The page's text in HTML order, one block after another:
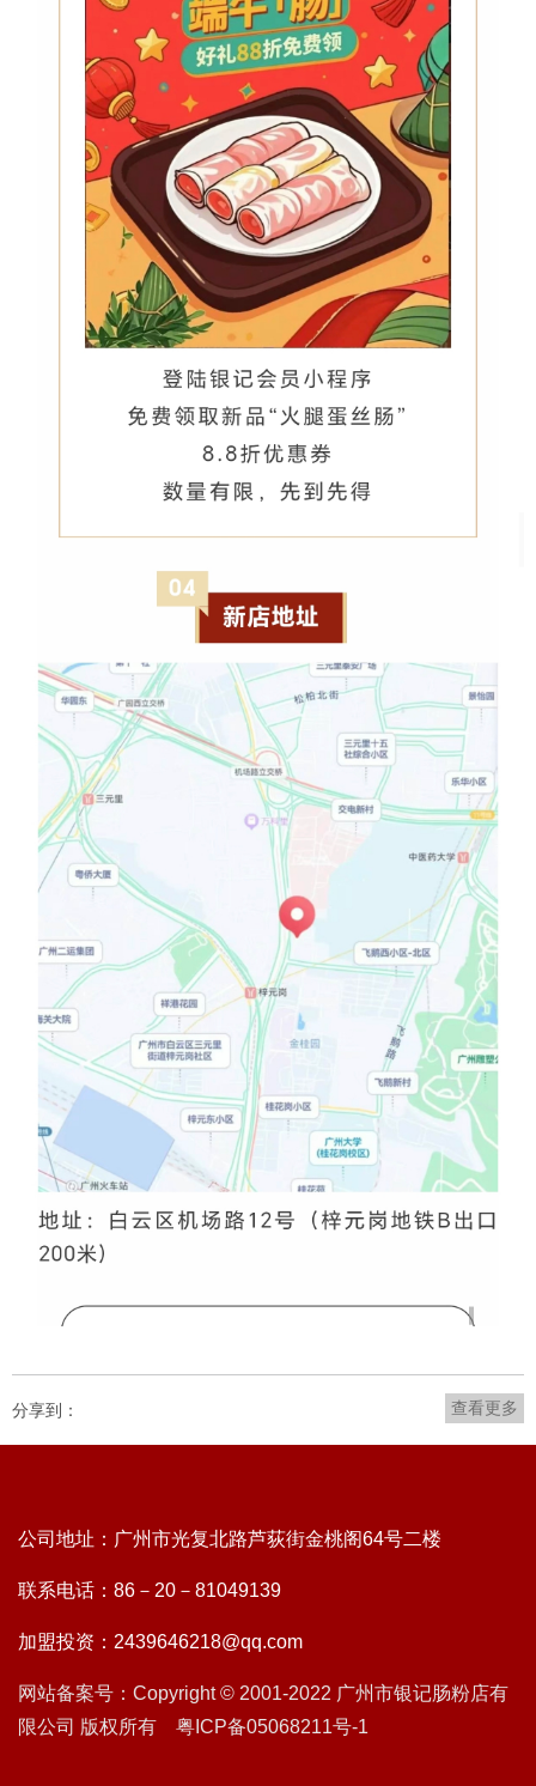
查看更多
分享到：
公司地址：广州市光复北路芦荻街金桃阁64号二楼
联系电话：86－20－81049139
加盟投资：2439646218@qq.com
网站备案号：Copyright © 2001-2022 广州市银记肠粉店有
限公司 版权所有 粤ICP备05068211号-1